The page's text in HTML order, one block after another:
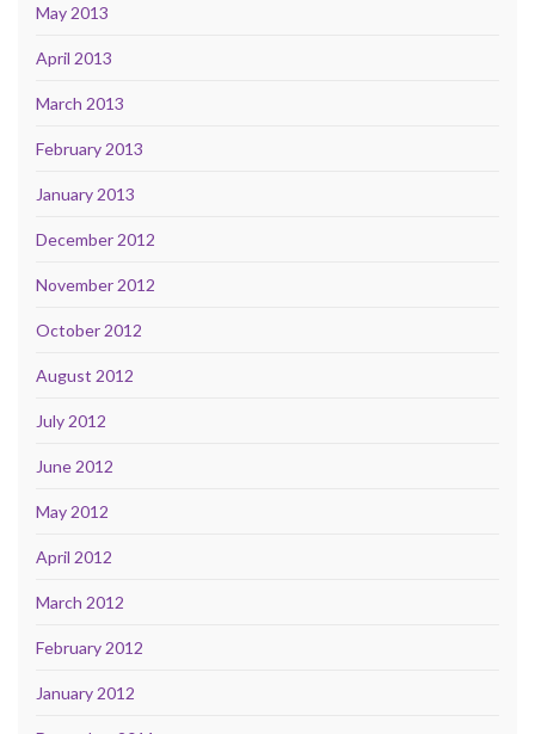
May 2013
April 2013
March 2013
February 2013
January 2013
December 2012
November 2012
October 2012
August 2012
July 2012
June 2012
May 2012
April 2012
March 2012
February 2012
January 2012